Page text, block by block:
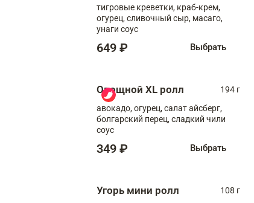
тигровые креветки, краб-крем,
огурец, сливочный сыр, масаго,
унаги соус
649 ₽ Выбрать
Овощной XL ролл
194 г
авокадо, огурец, салат айсберг,
болгарский перец, сладкий чили
соус
349 ₽ Выбрать
Угорь мини ролл
108 г